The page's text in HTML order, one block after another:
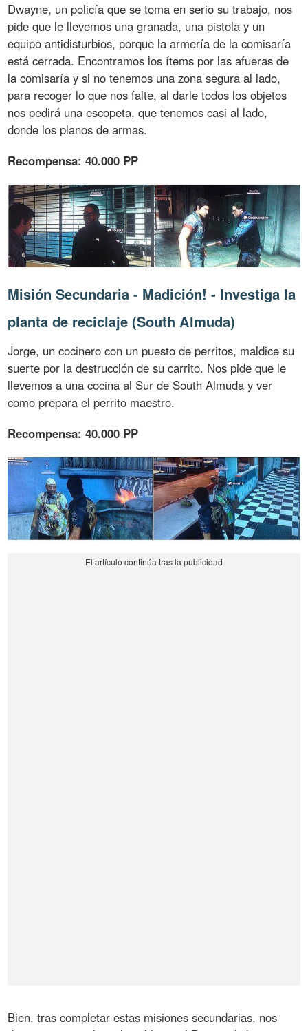
Dwayne, un policía que se toma en serio su trabajo, nos
pide que le llevemos una granada, una pistola y un
equipo antidisturbios, porque la armería de la comisaría
está cerrada. Encontramos los ítems por las afueras de
la comisaría y si no tenemos una zona segura al lado,
para recoger lo que nos falte, al darle todos los objetos
nos pedirá una escopeta, que tenemos casi al lado,
donde los planos de armas.
Recompensa: 40.000 PP
Misión Secundaria - Madición! - Investiga la
planta de reciclaje (South Almuda)
Jorge, un cocinero con un puesto de perritos, maldice su
suerte por la destrucción de su carrito. Nos pide que le
llevemos a una cocina al Sur de South Almuda y ver
como prepara el perrito maestro.
Recompensa: 40.000 PP
Bien, tras completar estas misiones secundarias, nos